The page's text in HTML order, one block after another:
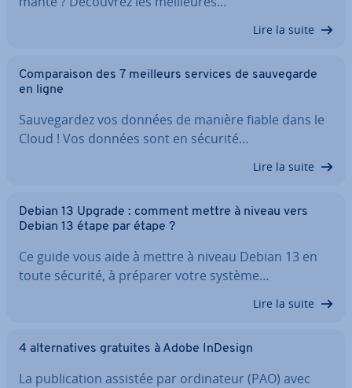
Lire la suite
Com­pa­rai­son des 7 meilleurs services de sau­ve­garde
en ligne
Sau­ve­gar­dez vos données de manière fiable dans le
Cloud ! Vos données sont en sécurité…
Lire la suite
Debian 13 Upgrade : comment mettre à niveau vers
Debian 13 étape par étape ?
Ce guide vous aide à mettre à niveau Debian 13 en
toute sécurité, à préparer votre système…
Lire la suite
4 al­ter­na­tives gratuites à Adobe InDesign
La pu­bli­ca­tion assistée par or­di­na­teur (PAO) avec